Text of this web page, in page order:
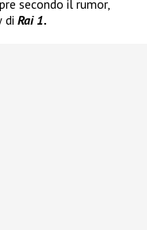
secondo il rumor,
di Rai 1.